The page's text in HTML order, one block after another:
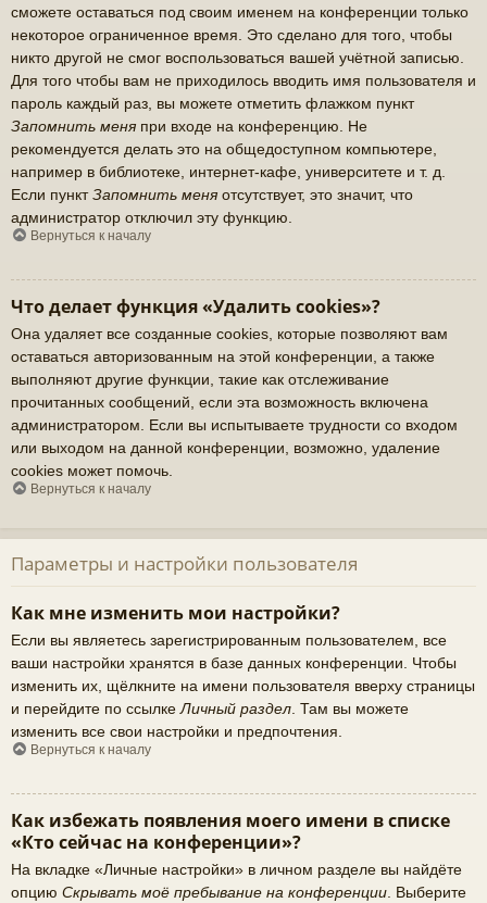
сможете оставаться под своим именем на конференции только
некоторое ограниченное время. Это сделано для того, чтобы
никто другой не смог воспользоваться вашей учётной записью.
Для того чтобы вам не приходилось вводить имя пользователя и
пароль каждый раз, вы можете отметить флажком пункт
Запомнить меня при входе на конференцию. Не
рекомендуется делать это на общедоступном компьютере,
например в библиотеке, интернет-кафе, университете и т. д.
Если пунктЗапомнить меня отсутствует, это значит, что
администратор отключил эту функцию.
Вернуться к началу
Что делает функция «Удалить cookies»?
Она удаляет все созданные cookies, которые позволяют вам
оставаться авторизованным на этой конференции, а также
выполняют другие функции, такие как отслеживание
прочитанных сообщений, если эта возможность включена
администратором. Если вы испытываете трудности со входом
или выходом на данной конференции, возможно, удаление
cookies может помочь.
Вернуться к началу
Параметры и настройки пользователя
Как мне изменить мои настройки?
Если вы являетесь зарегистрированным пользователем, все
ваши настройки хранятся в базе данных конференции. Чтобы
изменить их, щёлкните на имени пользователя вверху страницы
и перейдите по ссылкеЛичный раздел. Там вы можете
изменить все свои настройки и предпочтения.
Вернуться к началу
Как избежать появления моего имени в списке
«Кто сейчас на конференции»?
На вкладке «Личные настройки» в личном разделе вы найдёте
опцию Скрывать моё пребывание на конференции. Выберите